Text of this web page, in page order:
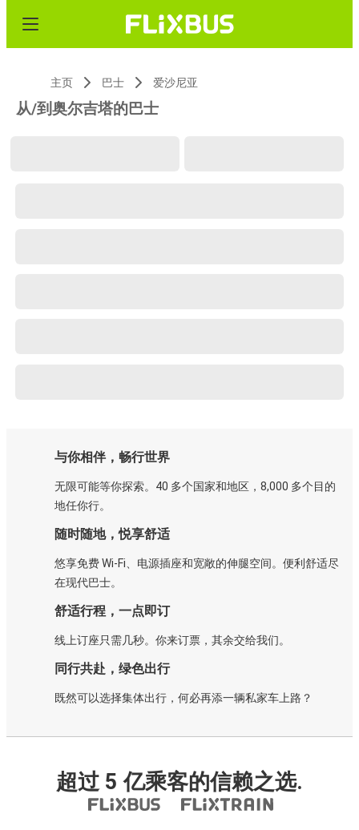
主页 巴士 爱沙尼亚
从/到奥尔吉塔的巴士
与你相伴，畅行世界
无限可能等你探索。40 多个国家和地区，8,000 多个目的
地任你行。
随时随地，悦享舒适
悠享免费 Wi-Fi、电源插座和宽敞的伸腿空间。便利舒适尽
在现代巴士。
舒适行程，一点即订
线上订座只需几秒。你来订票，其余交给我们。
同行共赴，绿色出行
既然可以选择集体出行，何必再添一辆私家车上路？
超过 5 亿乘客的信赖之选.